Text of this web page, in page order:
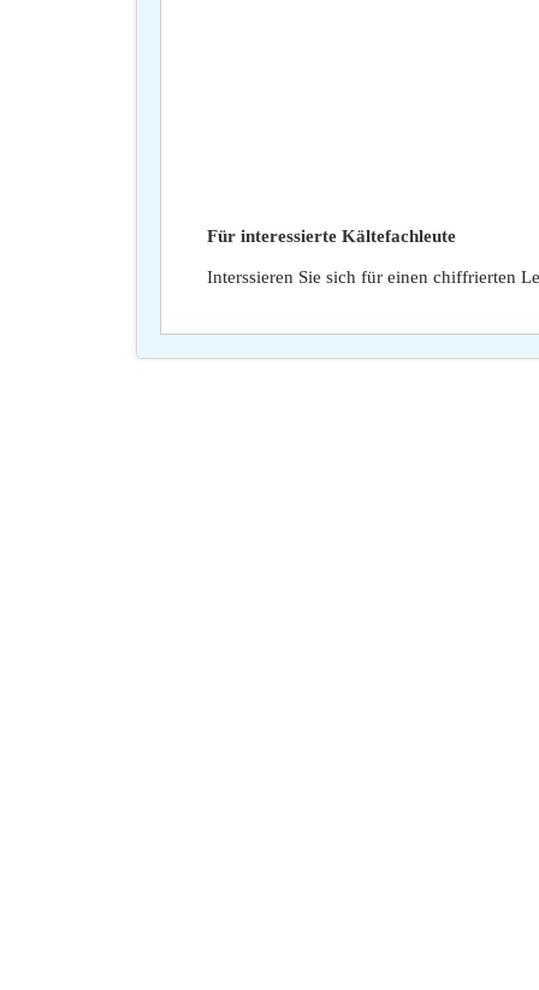
Für interessierte Kältefachleute
Interssieren Sie sich für einen chiffrierten